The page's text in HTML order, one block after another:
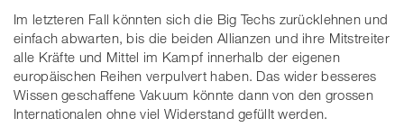
Im letzteren Fall könnten sich die Big Techs zurücklehnen und
einfach abwarten, bis die beiden Allianzen und ihre Mitstreiter
alle Kräfte und Mittel im Kampf innerhalb der eigenen
europäischen Reihen verpulvert haben. Das wider besseres
Wissen geschaffene Vakuum könnte dann von den grossen
Internationalen ohne viel Widerstand gefüllt werden.